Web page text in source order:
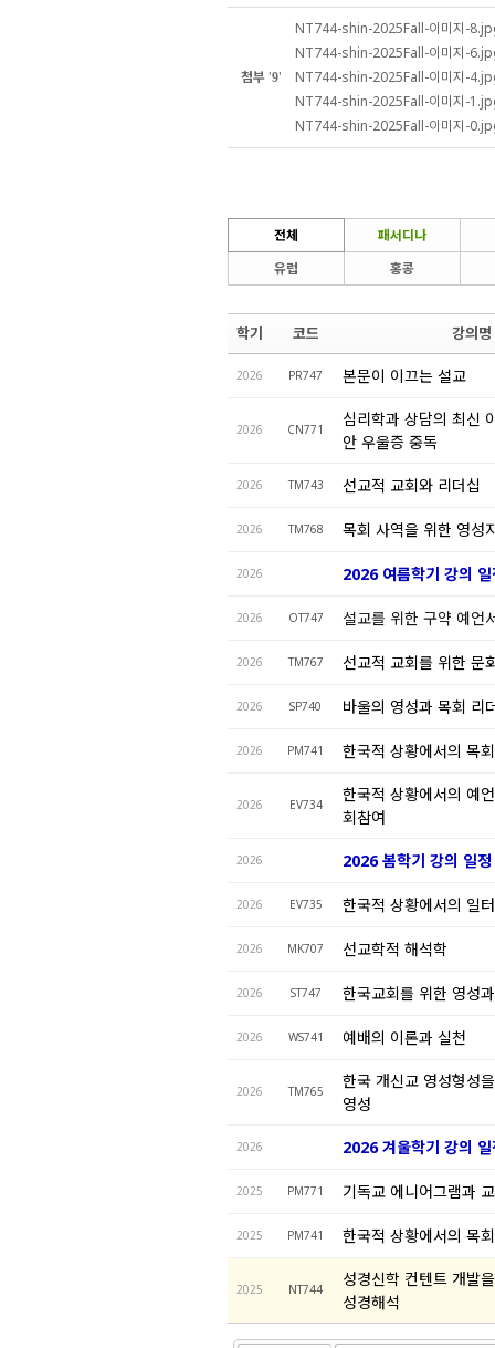
첨부'9'
NT744-shin-2025Fall-이미지-
NT744-shin-2025Fall-이미지-
NT744-shin-2025Fall-이미지-
NT744-shin-2025Fall-이미지-
NT744-shin-2025Fall-이미지-
전체
패서디나
유럽
홍콩
학기 코드 강의명
2026 PR747 본문이 이끄는 설교
2026 CN771
심리학과 상담의 최신
안 우울증 중독
2026 TM743 선교적 교회와 리더십
2026 TM768 목회 사역을 위한 영성
2026 2026 여름학기 강의
2026 OT747 설교를 위한 구약 예언
2026 TM767 선교적 교회를 위한 문
2026 SP740 바울의 영성과 목회 리
2026 PM741 한국적 상황에서의 목
2026 EV734
한국적 상황에서의 예
회참여
2026 2026 봄학기 강의 일정
2026 EV735 한국적 상황에서의 일
2026 MK707 선교학적 해석학
2026 ST747 한국교회를 위한 영성
2026 WS741 예배의 이론과 실천
2026 TM765
한국 개신교 영성형성
영성
2026 2026 겨울학기 강의
2025 PM771 기독교 에니어그램과
2025 PM741 한국적 상황에서의 목
2025 NT744
성경신학 컨텐트 개발
성경해석